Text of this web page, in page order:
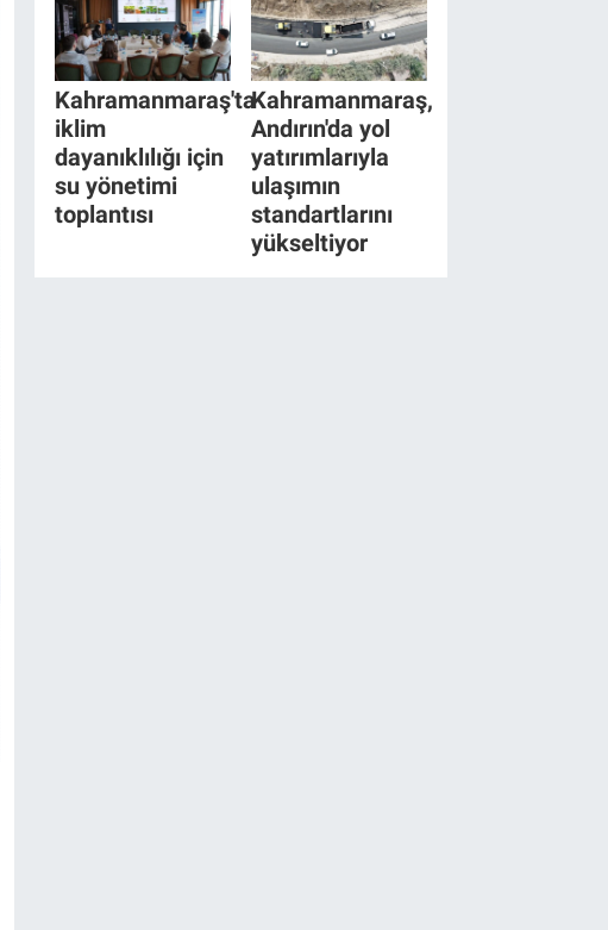
Kahramanmaraş'ta
iklim
dayanıklılığı için
su yönetimi
toplantısı
Kahramanmaraş,
Andırın'da yol
yatırımlarıyla
ulaşımın
standartlarını
yükseltiyor